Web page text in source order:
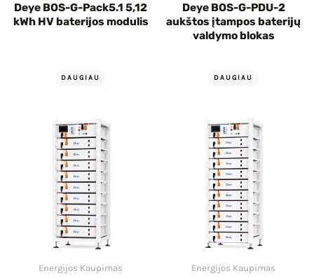
Deye BOS-G-Pack5.1 5,12
kWh HV baterijos modulis
DAUGIAU
Deye BOS-G-PDU-2
aukštos įtampos baterijų
valdymo blokas
DAUGIAU
Energijos Kaupimas Energijos Kaupimas